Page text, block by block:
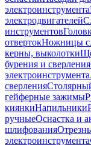
электроинструмента
электродвигателей
инструментов
отвертокНожницы
керны, выколотки
бурения и сверления
электроинструмента
сверления
гейферные зажимы
киянкиНапильники
ручныеОснастка и
шлифования
электроинструмента